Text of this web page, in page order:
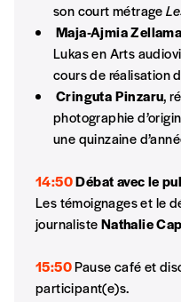
INSCRIPTION
*champs obligatoires
1 an = 5 numéros
20€*
*Prix indicatif, frais de
Par numéro
5€*
*Prix indicatif, frais de
son court métrage
Maja-Ajmia
Lukas en Arts
cours de réalisation
Cringuta Pinzaru,
photographie
une quinzaine
14:50Débat avec le
Les témoignages et le
journalisteNathalie
15:50Pause café et
participant(e)s.